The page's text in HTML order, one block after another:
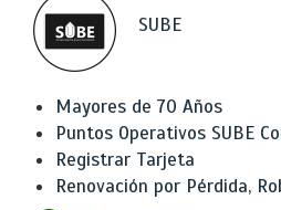
SUBE
Mayores de 70 Años
Puntos Operativos SUBE
Registrar Tarjeta
Renovación por Pérdida,